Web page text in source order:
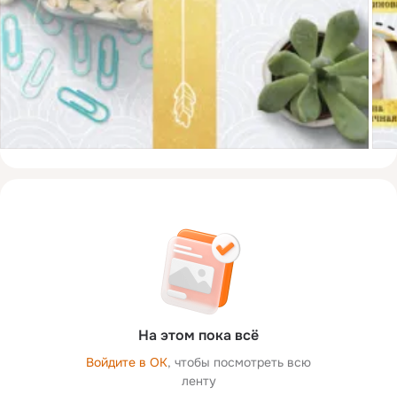
На этом пока всё
Войдите в ОК, чтобы посмотреть всю
ленту